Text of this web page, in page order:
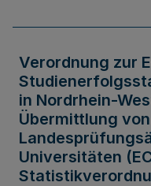
Verordnung zur
in Nordrhein-
Übermittlung
Universitäten